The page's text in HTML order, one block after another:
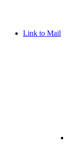
Link to Mail